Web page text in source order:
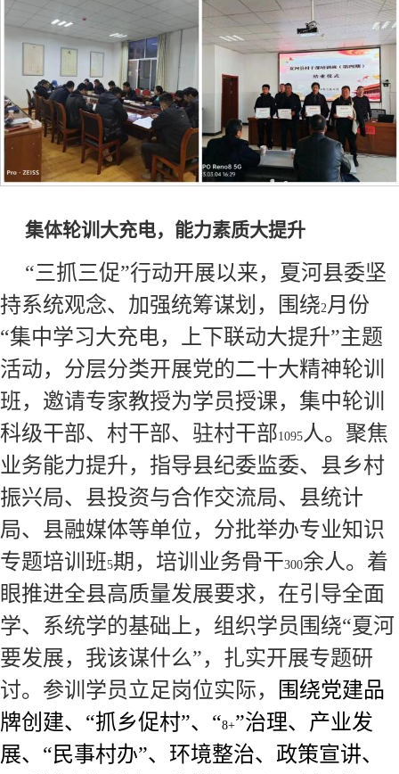
集体轮训大充电，能力素质大提升
“三抓三促”行动开展以来，夏河县委坚
持系统观念、加强统筹谋划，围绕2月份
“集中学习大充电，上下联动大提升”主题
活动，分层分类开展党的二十大精神轮训
班，邀请专家教授为学员授课，集中轮训
科级干部、村干部、驻村干部1095 人。聚焦
业务能力提升，指导县纪委监委、县乡村
振兴局、县投资与合作交流局、县统计
局、县融媒体等单位，分批举办专业知识
专题培训班5期，培训业务骨干300余人。 着
眼推进全县高质量发展要求，在引导全面
学、系统学的基础上，组织学员围绕“夏河
要发展，我该谋什么”，扎实开展专题研
讨。参训学员立足岗位实际，
围绕党建品
牌创建、“抓乡促村”、“8+”治理、产业发
展、“民事村办”、环境整治、政策宣讲、